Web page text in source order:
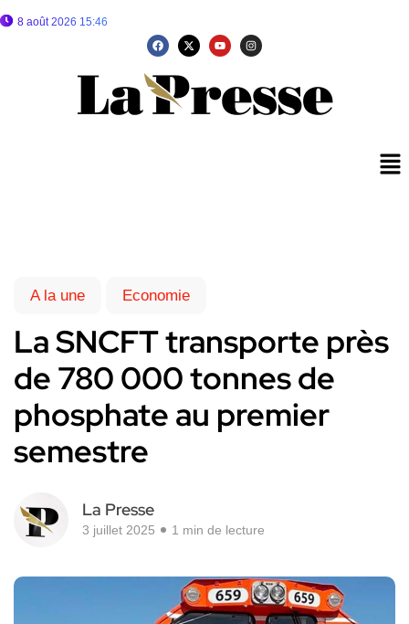
8 août 2026 15:46
A la une Economie
La SNCFT transporte près
de 780 000 tonnes de
phosphate au premier
semestre
La Presse
3 juillet 2025 1 min de lecture